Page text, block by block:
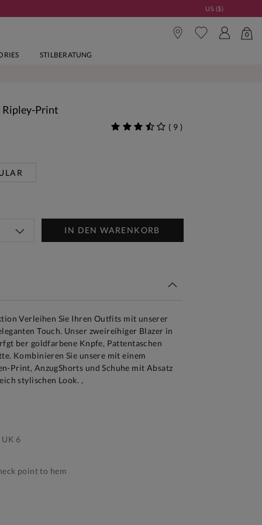
US ($)
0
STILBERATUNG
Ripley-Print
( 9 )
IN DEN WARENKORB
Verleihen Sie Ihren Outfits mit unserer
Touch. Unser zweireihiger Blazer in
ber goldfarbene Knpfe, Pattentaschen
Kombinieren Sie unsere mit einem
Print, AnzugShorts und Schuhe mit Absatz
stylischen Look. ,
6
point to hem